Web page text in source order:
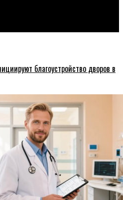
благоустройство дворов в